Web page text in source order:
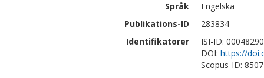
Språk
Engelska
Publikations-ID
283834
Identifikatorer
ISI-ID:
DOI: https://
Scopus-ID: